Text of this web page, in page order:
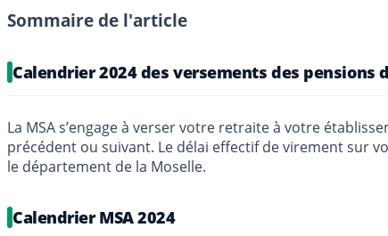
Sommaire de l'article
Calendrier 2024 des versements des pensions
La MSA s’engage à verser votre retraite à votre
précédent ou suivant. Le délai effectif de virement sur
le département de la Moselle.
Calendrier MSA 2024